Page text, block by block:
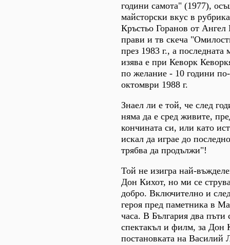
години самота" (1977),
майсторски вкус в
Кръстьо Горанов от Ангел
прави и тв скеча
през 1983 г., а последната
изява е при Кеворк
по желание - 10 години
октомври 1988 г.
Знаел ли е той, че след
няма да е сред живите,
кончината си, или като
искал да играе до
трябва да продължи"!
Той не изигра най-
Дон Кихот, но ми се
добро. Включително и
героя пред паметника в
часа. В България два пъти
спектакъл и филм, за Дон
постановката на Василий